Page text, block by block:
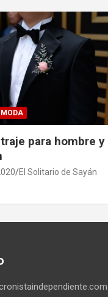
MODA
para hombre y
El Solitario de Sayán